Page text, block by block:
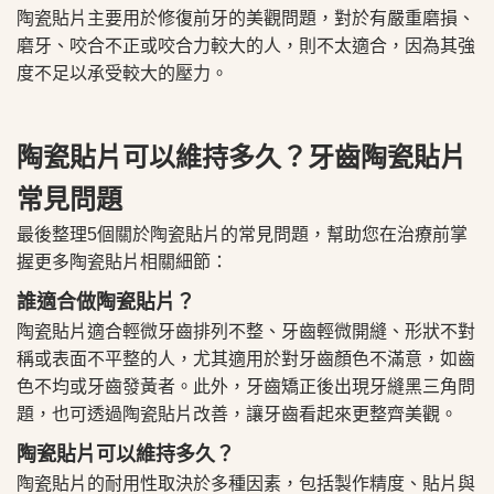
陶瓷貼片主要用於修復前牙的美觀問題，對於有嚴重磨損、
磨牙、咬合不正或咬合力較大的人，則不太適合，因為其強
度不足以承受較大的壓力。
陶瓷貼片可以維持多久？牙齒陶瓷貼片
常見問題
最後整理5個關於陶瓷貼片的常見問題，幫助您在治療前掌
握更多陶瓷貼片相關細節：
誰適合做陶瓷貼片？
陶瓷貼片適合輕微牙齒排列不整、牙齒輕微開縫、形狀不對
稱或表面不平整的人，尤其適用於對牙齒顏色不滿意，如齒
色不均或牙齒發黃者。此外，牙齒矯正後出現牙縫黑三角問
題，也可透過陶瓷貼片改善，讓牙齒看起來更整齊美觀。
陶瓷貼片可以維持多久？
陶瓷貼片的耐用性取決於多種因素，包括製作精度、貼片與